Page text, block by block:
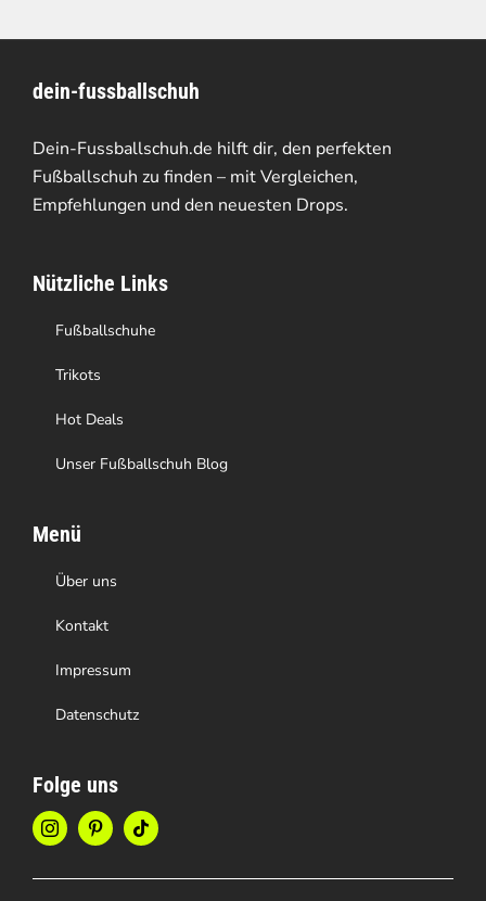
dein-fussballschuh
Dein-Fussballschuh.de hilft dir, den perfekten
Fußballschuh zu finden – mit Vergleichen,
Empfehlungen und den neuesten Drops.
Nützliche Links
Fußballschuhe
Trikots
Hot Deals
Unser Fußballschuh Blog
Menü
Über uns
Kontakt
Impressum
Datenschutz
Folge uns